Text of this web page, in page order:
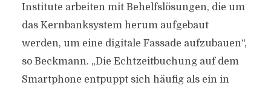
Institute arbeiten mit Behelfslösungen, die um
das Kernbanksystem herum aufgebaut
werden, um eine digitale Fassade aufzubauen“,
so Beckmann. „Die Echtzeitbuchung auf dem
Smartphone entpuppt sich häufig als ein in